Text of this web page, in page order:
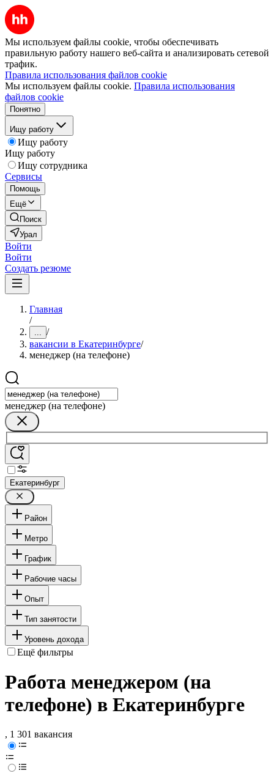
Мы используем файлы cookie, чтобы обеспечивать
правильную работу нашего веб-сайта и анализировать сетевой
трафик.
Правила использования файлов cookie
Мы используем файлы cookie. Правила использования
файлов cookie
Понятно
Ищу работу
Ищу работу
Ищу работу
Ищу сотрудника
Сервисы
Помощь
Ещё
Поиск
Урал
Войти
Войти
Создать резюме
Главная
/
... /
вакансии в Екатеринбурге/
менеджер (на телефоне)
менеджер (на телефоне)
Екатеринбург
Район
Метро
График
Рабочие часы
Опыт
Тип занятости
Уровень дохода
Ещё фильтры
Работа менеджером (на
телефоне) в Екатеринбурге
, 1 301 вакансия